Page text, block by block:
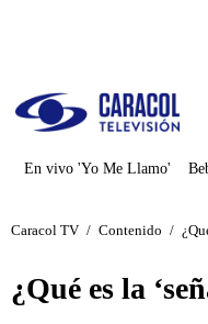
En vivo 'Yo Me Llamo'
Caracol TV / Contenido /
¿Qué es la